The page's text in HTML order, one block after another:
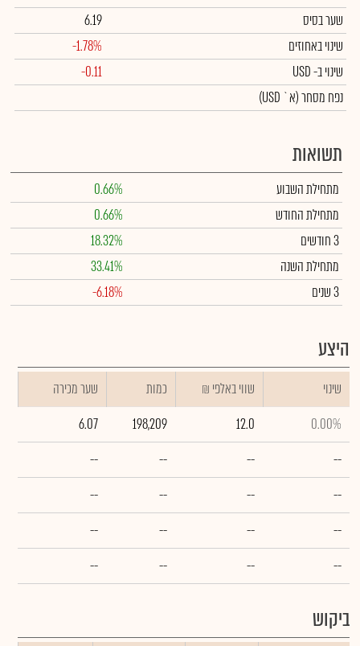
שער בסיס
6.19
שינוי באחוזים
-1.78%
שינויב- USD
-0.11
נפח מסחר(א` USD)
תשואות
מתחילת השבוע
0.66%
מתחילת החודש
0.66%
3 חודשים
18.32%
מתחילת השנה
33.41%
3 שנים
-6.18%
היצע
שינוי ₪ שווי באלפי כמות
שער מכירה
0.00%
12.0
198,209
6.07
--
--
--
--
--
--
--
--
--
--
--
--
--
--
--
--
ביקוש